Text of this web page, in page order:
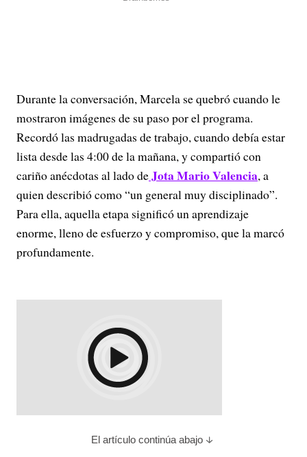
Durante la conversación, Marcela se quebró cuando le
mostraron imágenes de su paso por el programa.
Recordó las madrugadas de trabajo, cuando debía estar
lista desde las 4:00 de la mañana, y compartió con
cariño anécdotas al lado deJota Mario Valencia, a
quien describió como “un general muy disciplinado”.
Para ella, aquella etapa significó un aprendizaje
enorme, lleno de esfuerzo y compromiso, que la marcó
profundamente.
El artículo continúa abajo